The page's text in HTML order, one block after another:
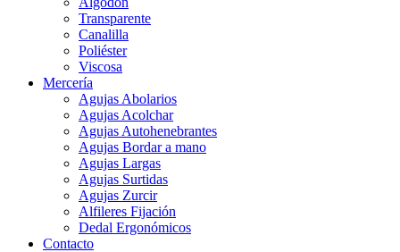
Transparente
Canalilla
Poliéster
Viscosa
Mercería
Agujas Abolarios
Agujas Acolchar
Agujas Autohenebrantes
Agujas Bordar a mano
Agujas Largas
Agujas Surtidas
Agujas Zurcir
Alfileres Fijación
Dedal Ergonómicos
Contacto